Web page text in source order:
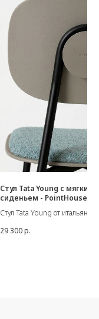
Стул Tata Young с мягким
сиденьем - PointHouse
Стул Tata Young от
Материал: чёрный металл +
29 300р.